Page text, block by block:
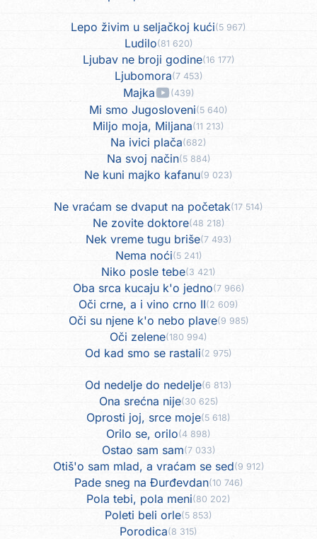
Lepo živim u seljačkoj kući(5 967)
Ludilo(81 620)
Ljubav ne broji godine(16 177)
Ljubomora(7 453)
Majka (439)
Mi smo Jugosloveni(5 640)
Miljo moja, Miljana(11 213)
Na ivici plača(682)
Na svoj način(5 884)
Ne kuni majko kafanu(9 023)
Ne vraćam se dvaput na početak(17 514)
Ne zovite doktore(48 218)
Nek vreme tugu briše(7 493)
Nema noći(5 241)
Niko posle tebe(3 421)
Oba srca kucaju k'o jedno(7 966)
Oči crne, a i vino crno II(2 609)
Oči su njene k'o nebo plave(9 985)
Oči zelene(180 994)
Od kad smo se rastali(2 975)
Od nedelje do nedelje(6 813)
Ona srećna nije(30 625)
Oprosti joj, srce moje(5 618)
Orilo se, orilo(4 898)
Ostao sam sam(7 033)
Otiš'o sam mlad, a vraćam se sed(9 912)
Pade sneg na Đurđevdan(10 746)
Pola tebi, pola meni(80 202)
Poleti beli orle(5 853)
Porodica(8 315)